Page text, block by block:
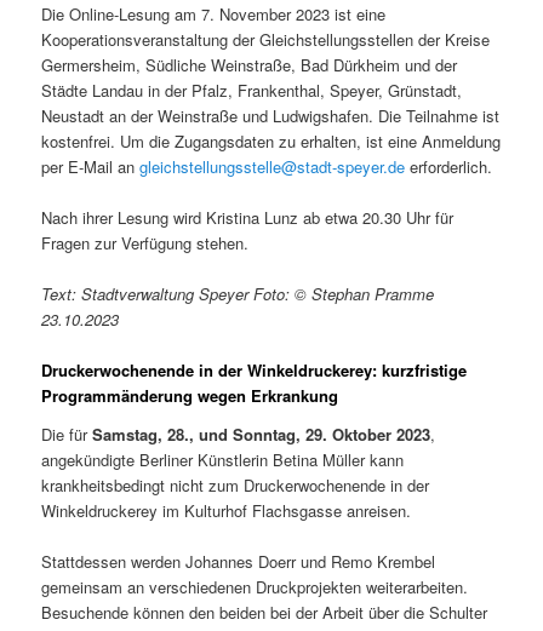
Die Online-Lesung am 7. November 2023 ist eine
Kooperationsveranstaltung der Gleichstellungsstellen der Kreise
Germersheim, Südliche Weinstraße, Bad Dürkheim und der
Städte Landau in der Pfalz, Frankenthal, Speyer, Grünstadt,
Neustadt an der Weinstraße und Ludwigshafen. Die Teilnahme ist
kostenfrei. Um die Zugangsdaten zu erhalten, ist eine Anmeldung
per E-Mail angleichstellungsstelle@stadt-speyer.de erforderlich.
Nach ihrer Lesung wird Kristina Lunz ab etwa 20.30 Uhr für
Fragen zur Verfügung stehen.
Text: Stadtverwaltung Speyer Foto: © Stephan Pramme
23.10.2023
Druckerwochenende in der Winkeldruckerey: kurzfristige
Programmänderung wegen Erkrankung
Die fürSamstag, 28., und Sonntag, 29. Oktober 2023,
angekündigte Berliner Künstlerin Betina Müller kann
krankheitsbedingt nicht zum Druckerwochenende in der
Winkeldruckerey im Kulturhof Flachsgasse anreisen.
Stattdessen werden Johannes Doerr und Remo Krembel
gemeinsam an verschiedenen Druckprojekten weiterarbeiten.
Besuchende können den beiden bei der Arbeit über die Schulter